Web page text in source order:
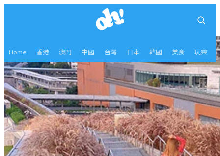
Home 香港 澳門 中國 台灣 日本 韓國 美食 玩樂